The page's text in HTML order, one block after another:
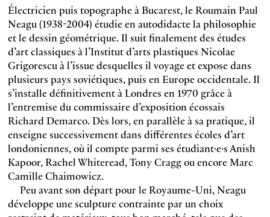
Électricien puis topographe à Bucarest, le Roumain Paul
Neagu (1938-2004) étudie en autodidacte la philosophie
et le dessin géométrique. Il suit finalement des études
d’art classiques à l’Institut d’arts plastiques Nicolae
Grigorescu à l’issue desquelles il voyage et expose dans
plusieurs pays soviétiques, puis en Europe occidentale. Il
s’installe définitivement à Londres en 1970 grâce à
l’entremise du commissaire d’exposition écossais
Richard Demarco. Dès lors, en parallèle à sa pratique, il
enseigne successivement dans différentes écoles d’art
londoniennes, où il compte parmi ses étudiant·e·s Anish
Kapoor, Rachel Whiteread, Tony Cragg ou encore Marc
Camille Chaimowicz.
Peu avant son départ pour le Royaume-Uni, Neagu
développe une sculpture contrainte par un choix